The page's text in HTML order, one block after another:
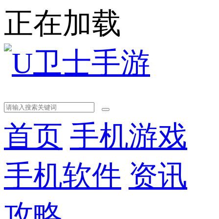
正在加载
首页 手机游戏
手机软件 资讯